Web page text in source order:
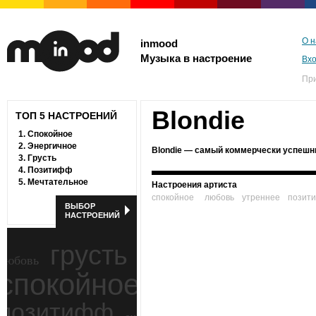
inmood
Музыка в настроение
О
ТОП 5 НАСТРОЕНИЙ
1. Спокойное
2. Энергичное
3. Грусть
4. Позитифф
5. Мечтательное
ВЫБОР
НАСТРОЕНИЙ
грусть
Blondie
Blondie — самый коммерчески
Настроения артиста
спокойное
любовь утреннее